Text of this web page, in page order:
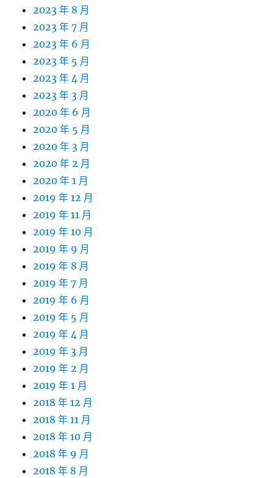
2023 年 8 月
2023 年 7 月
2023 年 6 月
2023 年 5 月
2023 年 4 月
2023 年 3 月
2020 年 6 月
2020 年 5 月
2020 年 3 月
2020 年 2 月
2020 年 1 月
2019 年 12 月
2019 年 11 月
2019 年 10 月
2019 年 9 月
2019 年 8 月
2019 年 7 月
2019 年 6 月
2019 年 5 月
2019 年 4 月
2019 年 3 月
2019 年 2 月
2019 年 1 月
2018 年 12 月
2018 年 11 月
2018 年 10 月
2018 年 9 月
2018 年 8 月